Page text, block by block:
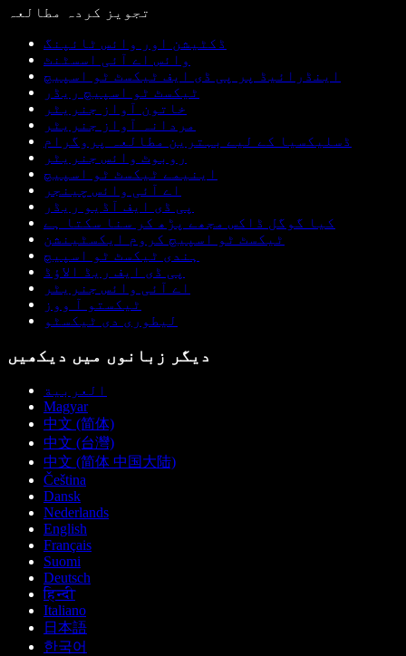
تجویز کردہ مطالعہ
ڈکٹیشن اور وائس ٹائپنگ
وائس اے آئی اسسٹنٹ
اینڈرائیڈ پر پی ڈی ایف ٹیکسٹ ٹو اسپیچ
ٹیکسٹ ٹو اسپیچ ریڈر
خاتون آواز جنریٹر
مردانہ آواز جنریٹر
ڈسلیکسیا کے لیے بہترین مطالعہ پروگرام
روبوٹ وائس جنریٹر
اینیمے ٹیکسٹ ٹو اسپیچ
اے آئی وائس چینجر
پی ڈی ایف آڈیو ریڈر
کیا گوگل ڈاکس مجھے پڑھ کر سنا سکتا ہے
ٹیکسٹ ٹو اسپیچ کروم ایکسٹینشن
ہندی ٹیکسٹ ٹو اسپیچ
پی ڈی ایف ریڈ الاؤڈ
اے آئی وائس جنریٹر
ٹیکستو آ ووز
لیطوری دی ٹیکسٹو
دیگر زبانوں میں دیکھیں
العربية
Magyar
中文 (简体)
中文 (台灣)
中文 (简体 中国大陆)
Čeština
Dansk
Nederlands
English
Français
Suomi
Deutsch
हिन्दी
Italiano
日本語
한국어